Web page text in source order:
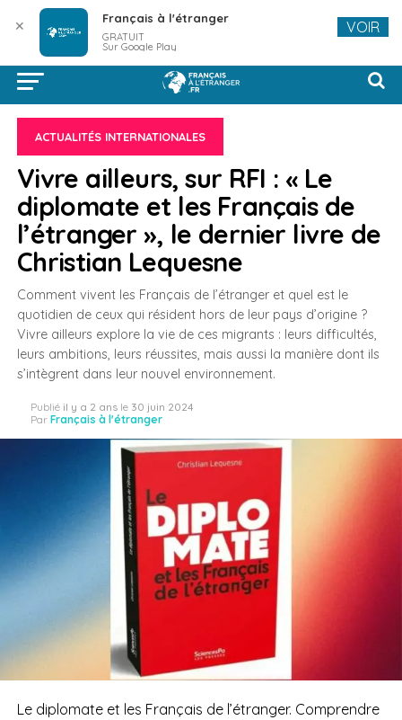
ACTUALITÉS INTERNATIONALES
Vivre ailleurs, sur RFI : « Le
diplomate et les Français de
l’étranger », le dernier livre de
Christian Lequesne
Comment vivent les Français de l’étranger et quel est le
quotidien de ceux qui résident hors de leur pays d’origine ?
Vivre ailleurs explore la vie de ces migrants : leurs difficultés,
leurs ambitions, leurs réussites, mais aussi la manière dont ils
s’intègrent dans leur nouvel environnement.
Publié il y a 2 ans le 30 juin 2024
Par Français à l'étranger
Le diplomate et les Français de l’étranger. Comprendre
✕ Français à l'étranger
GRATUIT
Sur Google Play
VOIR